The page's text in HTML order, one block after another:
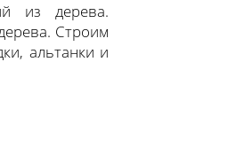
из дерева.
Строим
альтанки и